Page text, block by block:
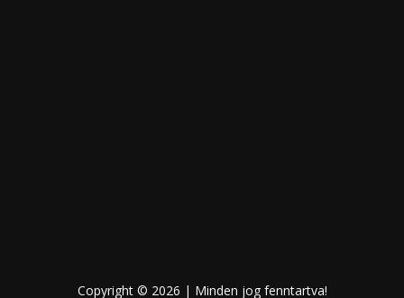
Copyright © 2026 | Minden jog fenntartva!